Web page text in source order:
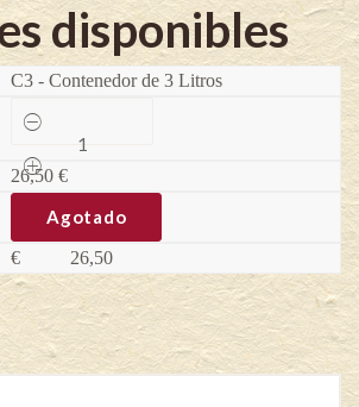
disponibles
C3 - Contenedor de 3 Litros
Azufaifo
Chun
Ziziphus
jujuba
quantity
26,50 €
Agotado
€ 26,50